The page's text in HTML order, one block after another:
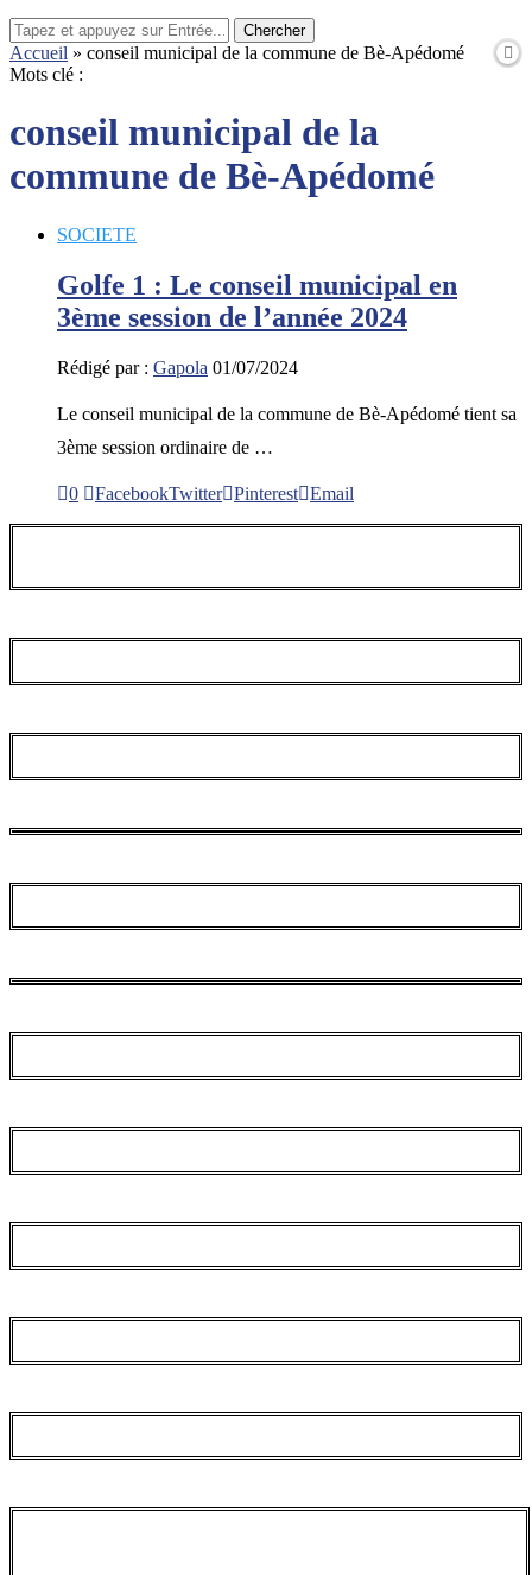
Chercher
Accueil » conseil municipal de la commune de Bè-Apédomé
Mots clé :
conseil municipal de la
commune de Bè-Apédomé
SOCIETE
Golfe 1 : Le conseil municipal en
3ème session de l’année 2024
Rédigé par : Gapola 01/07/2024
Le conseil municipal de la commune de Bè-Apédomé tient sa
3ème session ordinaire de …
0 FacebookTwitter Pinterest Email